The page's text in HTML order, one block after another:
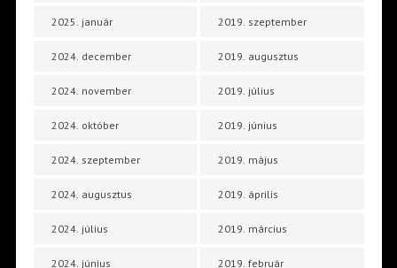
2025. január
2024. december
2024. november
2024. október
2024. szeptember
2024. augusztus
2024. július
2024. június
2019. szeptember
2019. augusztus
2019. július
2019. június
2019. május
2019. április
2019. március
2019. február